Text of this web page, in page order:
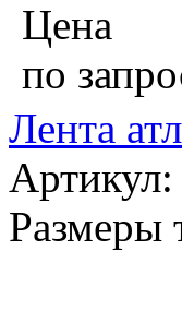
Цена
по
Лента
Размеры